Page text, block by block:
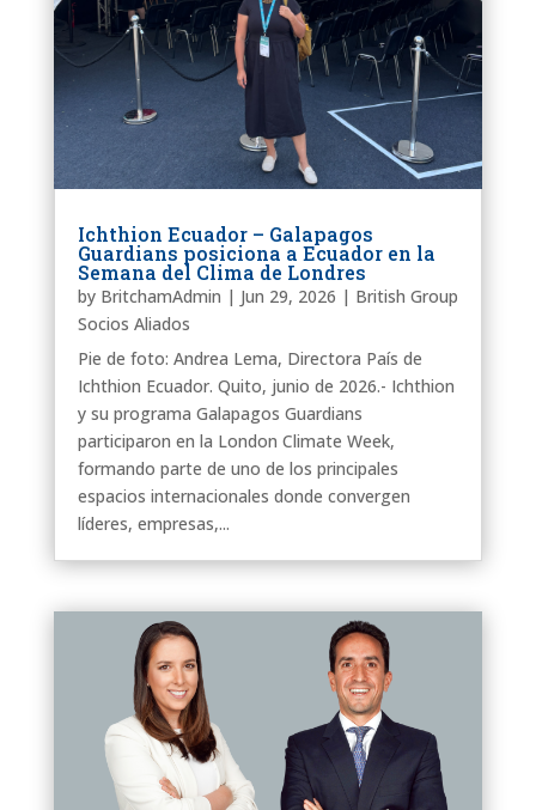
Ichthion Ecuador – Galapagos
Guardians posiciona a Ecuador en la
Semana del Clima de Londres
by BritchamAdmin | Jun 29, 2026 | British Group
Socios Aliados
Pie de foto: Andrea Lema, Directora País de
Ichthion Ecuador. Quito, junio de 2026.- Ichthion
y su programa Galapagos Guardians
participaron en la London Climate Week,
formando parte de uno de los principales
espacios internacionales donde convergen
líderes, empresas,...